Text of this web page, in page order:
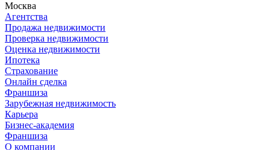
Москва
Агентства
Продажа недвижимости
Проверка недвижимости
Оценка недвижимости
Ипотека
Страхование
Онлайн сделка
Франшиза
Зарубежная недвижимость
Карьера
Бизнес-академия
Франшиза
О компании